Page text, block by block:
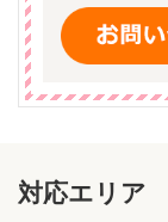
対応エリア